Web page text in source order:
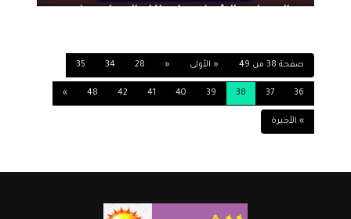
اقامت ا. منى الطراروه معرض ماما منى بحضوره الاسطوره
الشيخه د. ام راكان الصباح بحضور عضوات جمعيه نخبه
الكويت. ا. باسمه الزامل وا. هبه السالم وا. جميله كرم وماما
هدى ا. انوار المكيمي وسيدات المجتمع. وابدت الشيخه
باعجابها بالمعرض لما يحتويه كل ماتحتاجه المراه من اناقه
والهديه الراقيه من صاحبه المعرض واطلقت عليها الشيخه
صفحة 38 من 49 « الأولى «
28
34
35
36
37
38
39
40
41
42
48
»
» الأخيرة